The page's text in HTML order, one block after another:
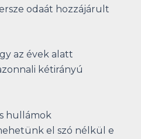
odaát hozzájárult
az évek alatt
kétirányú
hullámok
el szó nélkül e